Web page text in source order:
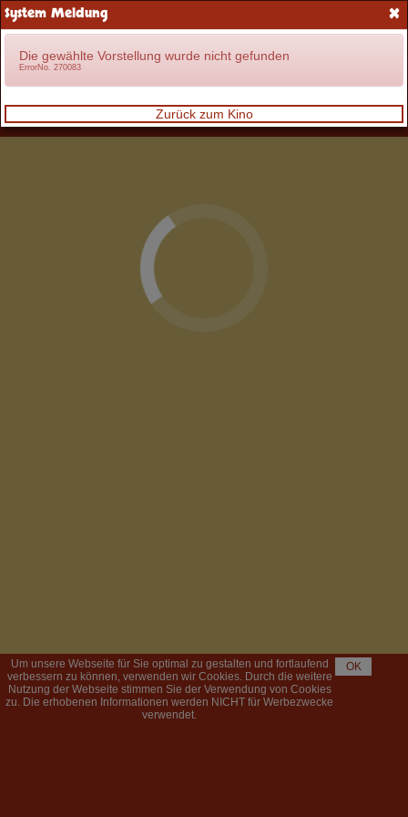
Anmelden
Um unsere Webseite für Sie optimal zu gestalten und fortlaufend
verbessern zu können, verwenden wir Cookies. Durch die weitere
Nutzung der Webseite stimmen Sie der Verwendung von Cookies
zu. Die erhobenen Informationen werden NICHT für Werbezwecke
verwendet.
OK
×
System Meldung
Die gewählte Vorstellung wurde nicht gefunden
ErrorNo. 270083
Zurück zum Kino